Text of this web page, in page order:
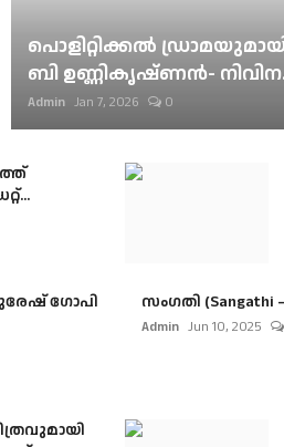
പൊളിറ്റിക്കല്‍
ബി ഉണ്ണികൃഷ്ണന്‍-
Admin Jan 7, 2026 0
ഗോപി
സംഗതി (Sangathi –
Admin Jun 10, 2025